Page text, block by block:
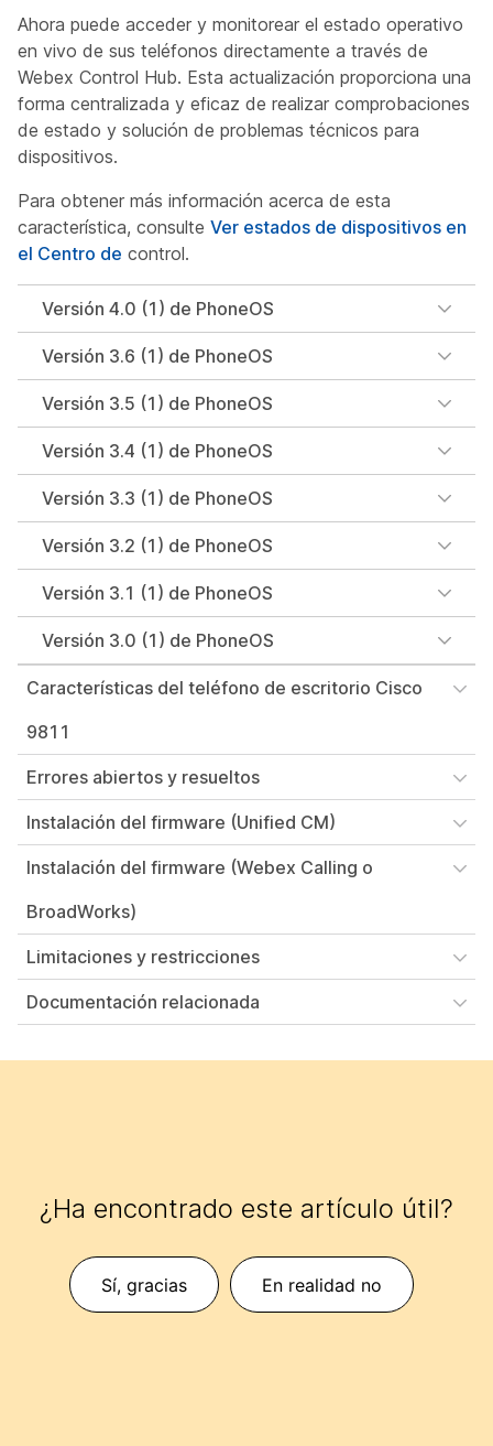
Ahora puede acceder y monitorear el estado operativo
en vivo de sus teléfonos directamente a través de
Webex Control Hub. Esta actualización proporciona una
forma centralizada y eficaz de realizar comprobaciones
de estado y solución de problemas técnicos para
dispositivos.
Para obtener más información acerca de esta
característica, consulte Ver estados de dispositivos en
el Centro de control.
Versión 4.0 (1) de PhoneOS
Versión 3.6 (1) de PhoneOS
Versión 3.5 (1) de PhoneOS
Versión 3.4 (1) de PhoneOS
Versión 3.3 (1) de PhoneOS
Versión 3.2 (1) de PhoneOS
Versión 3.1 (1) de PhoneOS
Versión 3.0 (1) de PhoneOS
Características del teléfono de escritorio Cisco
9811
Errores abiertos y resueltos
Instalación del firmware (Unified CM)
Instalación del firmware (Webex Calling o
BroadWorks)
Limitaciones y restricciones
Documentación relacionada
¿Ha encontrado este artículo útil?
Sí, gracias En realidad no